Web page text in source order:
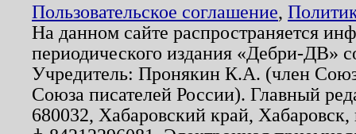
Пользовательское соглашение,
На данном сайте распространяется
периодического издания «Дебри-ДВ»
Учредитель: Пронякин К.А. (член
Союза писателей России). Главный
680032, Хабаровский край,